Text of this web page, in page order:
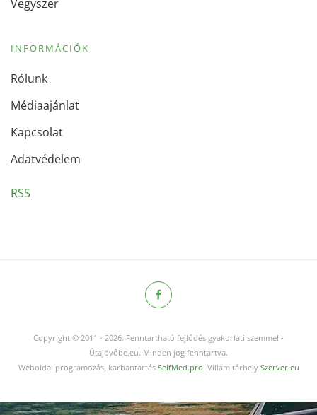
Vegyszer
INFORMÁCIÓK
Rólunk
Médiaajánlat
Kapcsolat
Adatvédelem
RSS
Copyright © 2011 - 2026. Fenntartható fejlődés gyakorlati szemmel -
Útajövőbe.eu. Minden jog fenntartva.
Weboldal programozás, karbantartás SelfMed.pro. Villám tárhely Szerver.eu